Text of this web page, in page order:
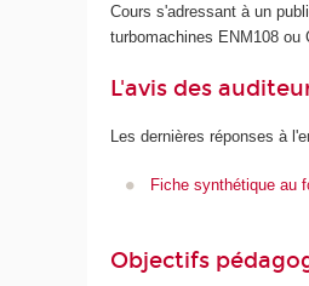
Cours s'adressant à un
turbomachines ENM108 ou
L'avis des
Les dernières réponses à
Fiche synthétique au
Objectifs